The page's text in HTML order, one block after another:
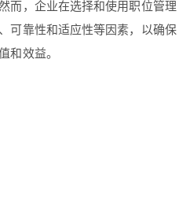
而，企业在选择和使用职位管理
可靠性和适应性等因素，以确保
和效益。